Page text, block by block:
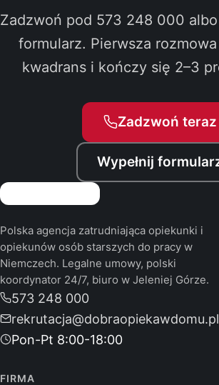
Zadzwoń pod 573 248 000
formularz. Pierwsza
kwadrans i kończy się 2–3
Zadzwoń teraz
Wypełnij
Polska agencja zatrudniająca opiekunki i
opiekunów osób starszych do pracy w
Niemczech. Legalne umowy, polski
koordynator 24/7, biuro w Jeleniej Górze.
573 248 000
rekrutacja@dobraopiekawdomu.pl
Pon-Pt 8:00-18:00
FIRMA